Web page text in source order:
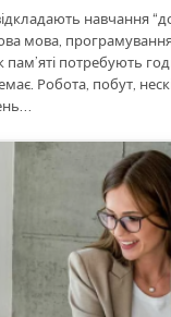
навчання
мова,
пам’яті потребують
Робота, побут,